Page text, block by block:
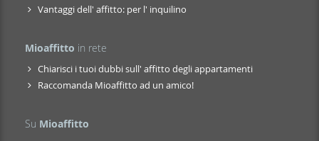
Vantaggi dell' affitto: per l' inquilino
Mioaffitto in rete
Chiarisci i tuoi dubbi sull' affitto degli appartamenti
Raccomanda Mioaffitto ad un amico!
Su Mioaffitto